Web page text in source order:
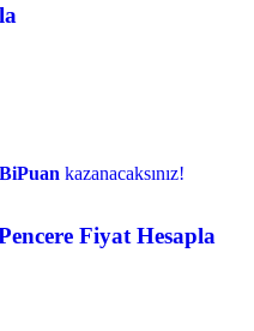
kazanacaksınız!
Fiyat Hesapla